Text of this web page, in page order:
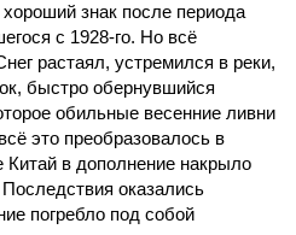
знак после периода
с 1928-го. Но всё
растаял, устремился в реки,
быстро обернувшийся
обильные весенние ливни
это преобразовалось в
в дополнение накрыло
оказались
погребло под собой